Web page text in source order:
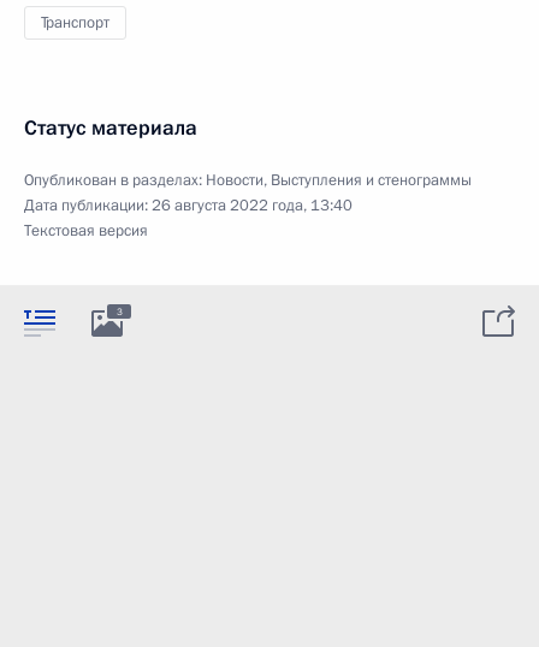
Транспорт
Статус материала
Опубликован в разделах: Новости, Выступления и стенограммы
Дата публикации:26 августа 2022 года, 13:40
Текстовая версия
3